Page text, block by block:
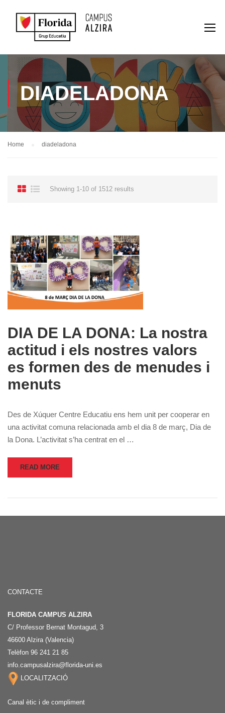
DIADELADONA
Home diadeladona
Showing 1-10 of 1512 results
DIA DE LA DONA: La nostra
actitud i els nostres valors
es formen des de menudes i
menuts
Des de Xúquer Centre Educatiu ens hem unit per cooperar en
una activitat comuna relacionada amb el dia 8 de març, Dia de
la Dona. L’activitat s’ha centrat en el …
READ MORE
CONTACTE
FLORIDA CAMPUS ALZIRA
C/ Professor Bernat Montagud, 3
46600 Alzira (Valencia)
Telèfon 96 241 21 85
info.campusalzira@florida-uni.es
LOCALITZACIÓ
Canal ètic i de compliment